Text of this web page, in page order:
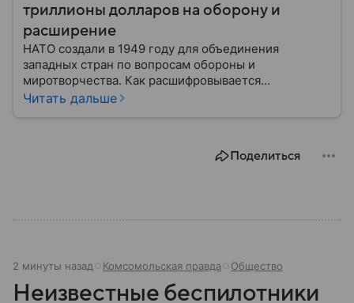
триллионы долларов на оборону и
расширение
НАТО создали в 1949 году для объединения
западных стран по вопросам обороны и
миротворчества. Как расшифровывается
аббревиатура, для чего задумывали группировку и к
Читать дальше
Поделиться
2 минуты назад Комсомольская правда Общество
Неизвестные беспилотники